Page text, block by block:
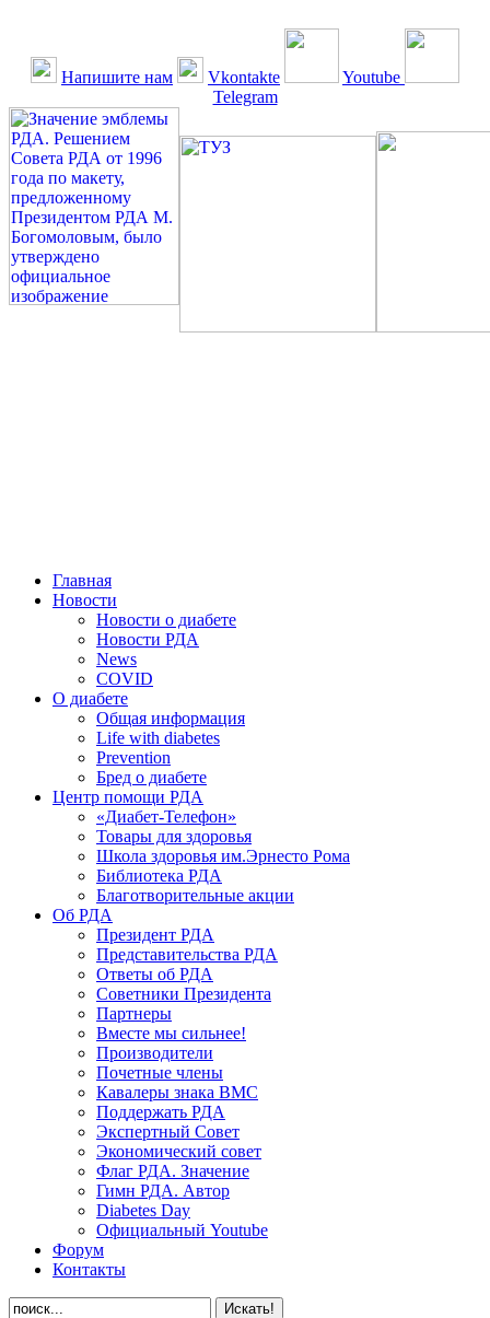
Напишите нам Vkontakte
Youtube
Telegram
Главная
Новости
Новости о диабете
Новости РДА
News
COVID
О диабете
Общая информация
Life with diabetes
Prevention
Бред о диабете
Центр помощи РДА
«Диабет-Телефон»
Товары для здоровья
Школа здоровья им.Эрнесто Рома
Библиотека РДА
Благотворительные акции
Об РДА
Президент РДА
Представительства РДА
Ответы об РДА
Советники Президента
Партнеры
Вместе мы сильнее!
Производители
Почетные члены
Кавалеры знака ВМС
Поддержать РДА
Экспертный Совет
Экономический совет
Флаг РДА. Значение
Гимн РДА. Автор
Diabetes Day
Официальный Youtube
Форум
Контакты